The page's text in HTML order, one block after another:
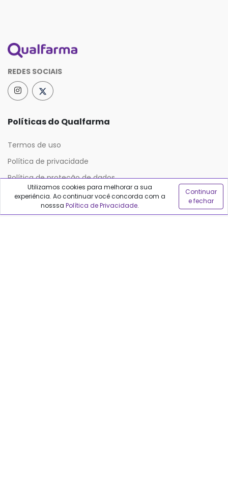
REDES SOCIAIS
Políticas do Qualfarma
Termos de uso
Política de privacidade
Política de proteção de dados
Sobre o Qualfarma
Utilizamos cookies para melhorar a sua
experiência. Ao continuar você concorda com a
nosssa Política de Privacidade.
Continuar
e fechar